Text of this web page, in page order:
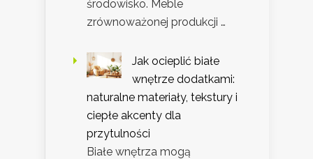
środowisko. Meble
zrównoważonej produkcji …
Jak ocieplić białe
wnętrze dodatkami:
naturalne materiały, tekstury i
ciepłe akcenty dla
przytulności
Białe wnętrza mogą